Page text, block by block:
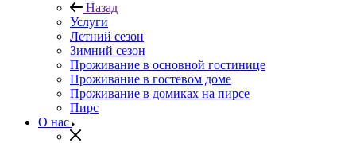
Назад
Услуги
Летний сезон
Зимний сезон
Проживание в основной гостинице
Проживание в гостевом доме
Проживание в домиках на пирсе
Пирс
О нас